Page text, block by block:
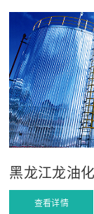
黑龙江龙油
查看详情